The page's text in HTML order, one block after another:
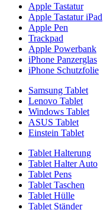
Apple Tastatur
Apple Tastatur iPad
Apple Pen
Trackpad
Apple Powerbank
iPhone Panzerglas
iPhone Schutzfolie
Samsung Tablet
Lenovo Tablet
Windows Tablet
ASUS Tablet
Einstein Tablet
Tablet Halterung
Tablet Halter Auto
Tablet Pens
Tablet Taschen
Tablet Hülle
Tablet Ständer